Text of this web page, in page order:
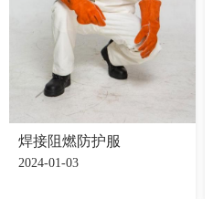
焊接阻燃防护服
2024-01-03